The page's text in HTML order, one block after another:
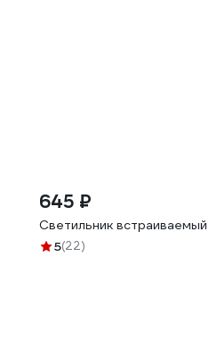
645 ₽
Светильник встраиваемый
5(22)